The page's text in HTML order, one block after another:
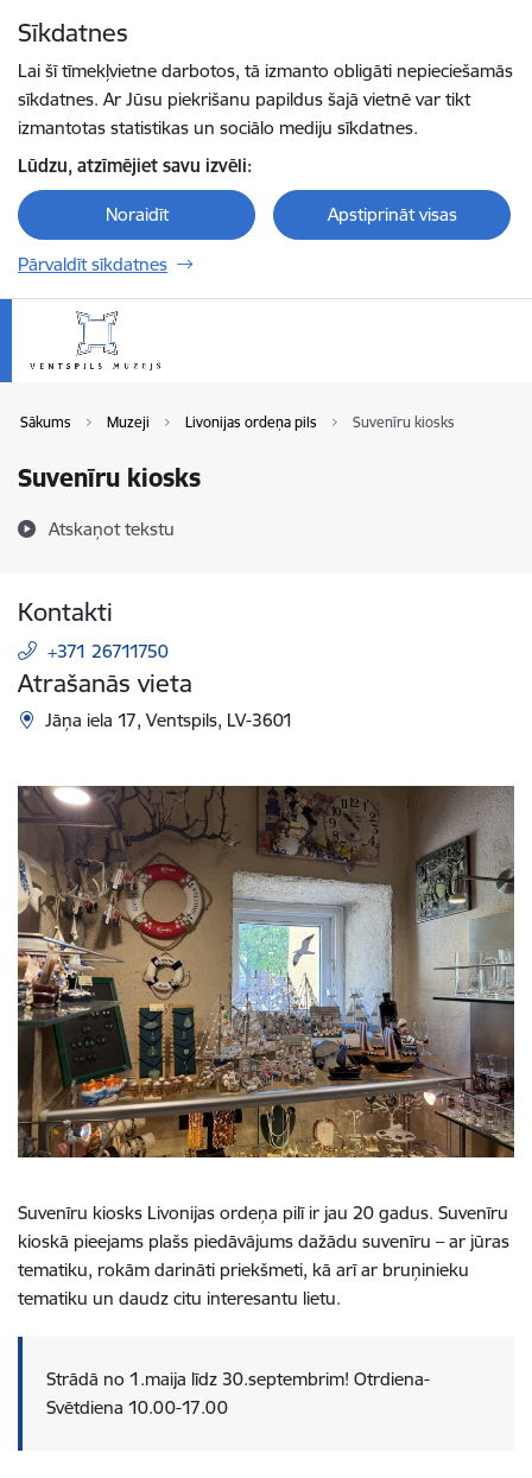
Sīkdatnes
Lai šī tīmekļvietne darbotos, tā izmanto obligāti nepieciešamās
sīkdatnes. Ar Jūsu piekrišanu papildus šajā vietnē var tikt
izmantotas statistikas un sociālo mediju sīkdatnes.
Lūdzu, atzīmējiet savu izvēli:
Noraidīt Apstiprināt visas
Pārvaldīt sīkdatnes
Sākums Muzeji Livonijas ordeņa pils Suvenīru kiosks
Suvenīru kiosks
Atskaņot tekstu
Kontakti
+371 26711750
Atrašanās vieta
Jāņa iela 17, Ventspils, LV-3601
Suvenīru kiosks Livonijas ordeņa pilī ir jau 20 gadus. Suvenīru
kioskā pieejams plašs piedāvājums dažādu suvenīru – ar jūras
tematiku, rokām darināti priekšmeti, kā arī ar bruņinieku
tematiku un daudz citu interesantu lietu.
Strādā no 1.maija līdz 30.septembrim! Otrdiena-
Svētdiena 10.00-17.00